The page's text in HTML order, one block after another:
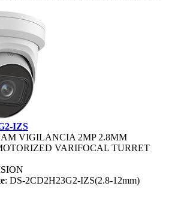
IZS
VIGILANCIA 2MP 2.8MM
VARIFOCAL TURRET
: DS-2CD2H23G2-IZS(2.8-12mm)